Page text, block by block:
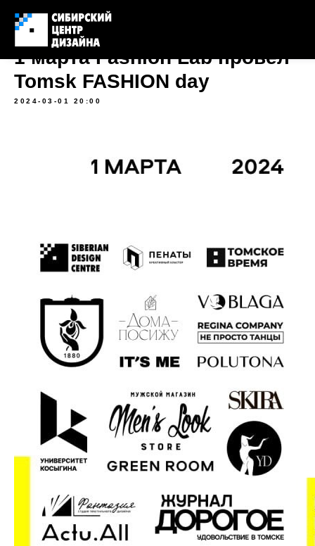
1 марта Fashion Lab провёл
Tomsk FASHION day
2024-03-01 20:00